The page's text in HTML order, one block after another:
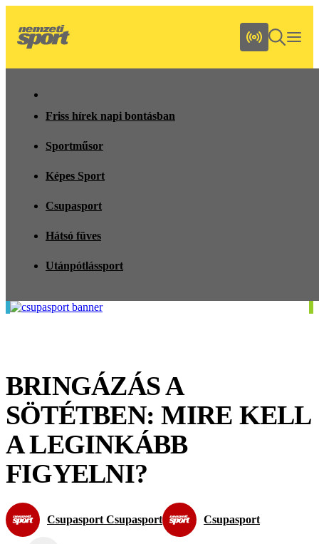
Friss hírek napi bontásban
Sportműsor
Képes Sport
Csupasport
Hátsó füves
Utánpótlássport
BRINGÁZÁS A
SÖTÉTBEN: MIRE KELL
A LEGINKÁBB
FIGYELNI?
Csupasport Csupasport Csupasport